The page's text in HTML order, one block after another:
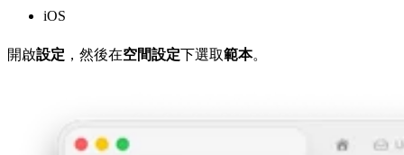
iOS
開啟設定 ，然後在空間設定下選取範本。